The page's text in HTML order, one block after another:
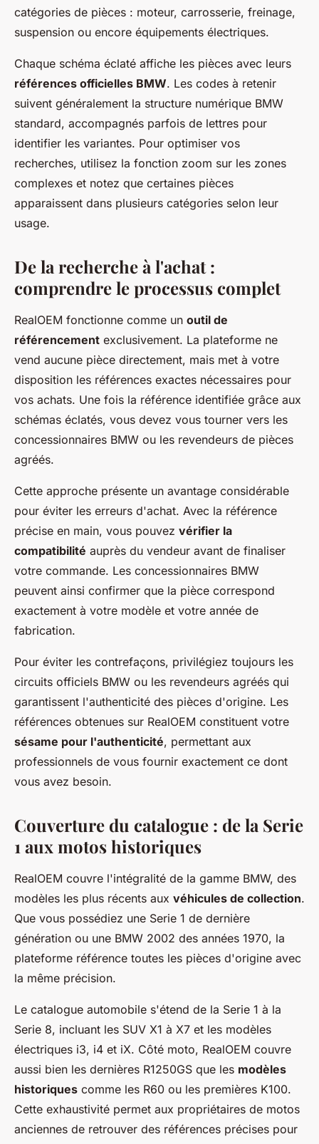
catégories de pièces : moteur, carrosserie, freinage,
suspension ou encore équipements électriques.
Chaque schéma éclaté affiche les pièces avec leurs
références officielles BMW. Les codes à retenir
suivent généralement la structure numérique BMW
standard, accompagnés parfois de lettres pour
identifier les variantes. Pour optimiser vos
recherches, utilisez la fonction zoom sur les zones
complexes et notez que certaines pièces
apparaissent dans plusieurs catégories selon leur
usage.
De la recherche à l'achat :
comprendre le processus complet
RealOEM fonctionne comme un outil de
référencement exclusivement. La plateforme ne
vend aucune pièce directement, mais met à votre
disposition les références exactes nécessaires pour
vos achats. Une fois la référence identifiée grâce aux
schémas éclatés, vous devez vous tourner vers les
concessionnaires BMW ou les revendeurs de pièces
agréés.
Cette approche présente un avantage considérable
pour éviter les erreurs d'achat. Avec la référence
précise en main, vous pouvez vérifier la
compatibilité auprès du vendeur avant de finaliser
votre commande. Les concessionnaires BMW
peuvent ainsi confirmer que la pièce correspond
exactement à votre modèle et votre année de
fabrication.
Pour éviter les contrefaçons, privilégiez toujours les
circuits officiels BMW ou les revendeurs agréés qui
garantissent l'authenticité des pièces d'origine. Les
références obtenues sur RealOEM constituent votre
sésame pour l'authenticité, permettant aux
professionnels de vous fournir exactement ce dont
vous avez besoin.
Couverture du catalogue : de la Serie
1 aux motos historiques
RealOEM couvre l'intégralité de la gamme BMW, des
modèles les plus récents aux véhicules de collection.
Que vous possédiez une Serie 1 de dernière
génération ou une BMW 2002 des années 1970, la
plateforme référence toutes les pièces d'origine avec
la même précision.
Le catalogue automobile s'étend de la Serie 1 à la
Serie 8, incluant les SUV X1 à X7 et les modèles
électriques i3, i4 et iX. Côté moto, RealOEM couvre
aussi bien les dernières R1250GS que les modèles
historiques comme les R60 ou les premières K100.
Cette exhaustivité permet aux propriétaires de motos
anciennes de retrouver des références précises pour